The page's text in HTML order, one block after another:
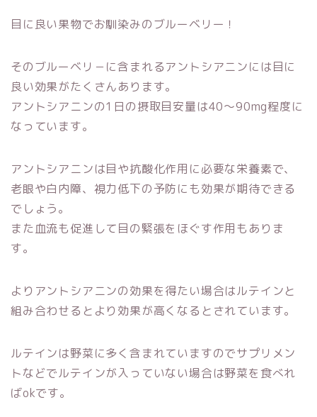
目に良い果物でお馴染みのブルーベリー！
そのブルーベリ－に含まれるアントシアニンには目に
良い効果がたくさんあります。
アントシアニンの1日の摂取目安量は40～90mg程度に
なっています。
アントシアニンは目や抗酸化作用に必要な栄養素で、
老眼や白内障、視力低下の予防にも効果が期待できる
でしょう。
また血流も促進して目の緊張をほぐす作用もありま
す。
よりアントシアニンの効果を得たい場合はルテインと
組み合わせるとより効果が高くなるとされています。
ルテインは野菜に多く含まれていますのでサプリメン
トなどでルテインが入っていない場合は野菜を食べれ
ばokです。